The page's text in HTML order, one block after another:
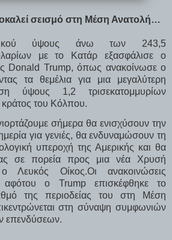
σεισμό στη Μέση Ανατολή…
ύψους άνω των 243,5
με το Κατάρ εξασφάλισε ο
Donald Trump, όπως ανακοίνωσε ο
τα θεμέλια για μια μεγαλύτερη
ύψους 1,2 τρισεκατομμυρίων
κράτος του Κόλπου.
σήμερα θα ενισχύσουν την
για γενιές, θα ενδυναμώσουν τη
υπεροχή της Αμερικής και θα
σε πορεία προς μια νέα Χρυσή
Λευκός Οίκος.Οι ανακοινώσεις
αφότου ο Trump επισκέφθηκε το
της περιοδείας του στη Μέση
στη σύναψη συμφωνιών
επενδύσεων.